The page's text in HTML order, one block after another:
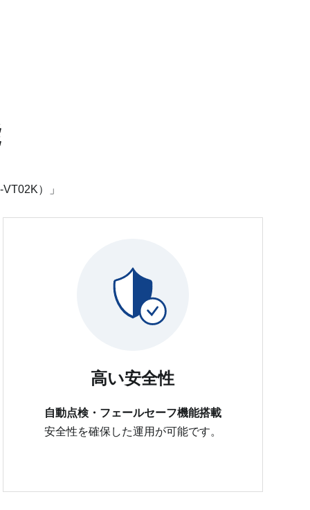
）」
高い安全性
自動点検・フェールセーフ機能搭載
安全性を確保した運用が可能です。